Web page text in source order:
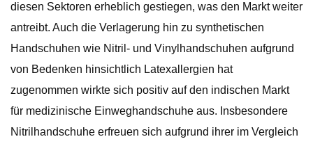
diesen Sektoren erheblich gestiegen, was den Markt weiter
antreibt. Auch die Verlagerung hin zu synthetischen
Handschuhen wie Nitril- und Vinylhandschuhen aufgrund
von Bedenken hinsichtlich Latexallergien hat
zugenommen wirkte sich positiv auf den indischen Markt
für medizinische Einweghandschuhe aus. Insbesondere
Nitrilhandschuhe erfreuen sich aufgrund ihrer im Vergleich